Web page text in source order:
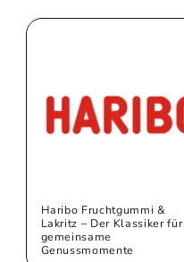
Haribo Fruchtgummi &
Lakritz – Der Klassiker für
gemeinsame
Genussmomente